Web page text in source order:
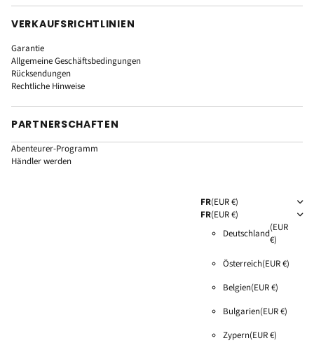
VERKAUFSRICHTLINIEN
Garantie
Allgemeine Geschäftsbedingungen
Rücksendungen
Rechtliche Hinweise
PARTNERSCHAFTEN
Abenteurer-Programm
Händler werden
FR(EUR €)
FR(EUR €)
Deutschland(EUR
€)
Österreich(EUR €)
Belgien(EUR €)
Bulgarien(EUR €)
Zypern(EUR €)